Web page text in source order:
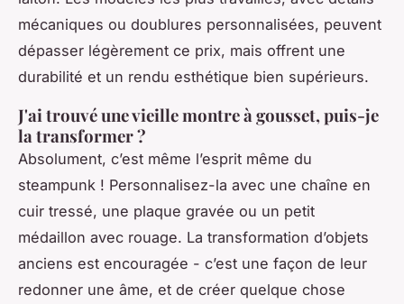
mécaniques ou doublures personnalisées, peuvent
dépasser légèrement ce prix, mais offrent une
durabilité et un rendu esthétique bien supérieurs.
J'ai trouvé une vieille montre à gousset, puis-je
la transformer ?
Absolument, c’est même l’esprit même du
steampunk ! Personnalisez-la avec une chaîne en
cuir tressé, une plaque gravée ou un petit
médaillon avec rouage. La transformation d’objets
anciens est encouragée - c’est une façon de leur
redonner une âme, et de créer quelque chose